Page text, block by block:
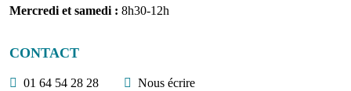
Mercredi et samedi : 8h30-12h
CONTACT
01 64 54 28 28 Nous écrire